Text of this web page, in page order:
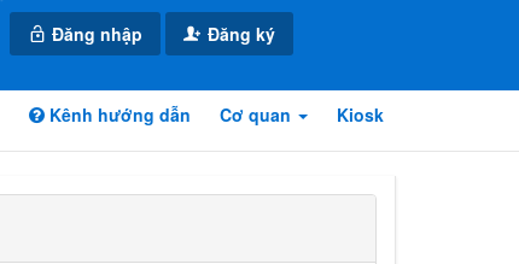
Đăng nhập Đăng ký
Kênh hướng dẫn Cơ quan Kiosk